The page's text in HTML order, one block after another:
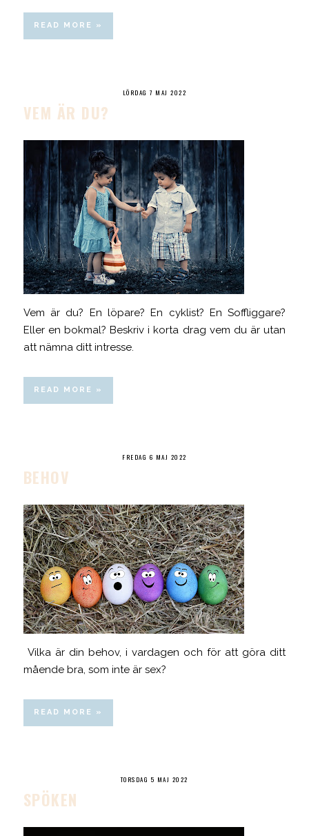
READ MORE »
LÖRDAG 7 MAJ 2022
VEM ÄR DU?
Vem är du? En löpare? En cyklist? En Soffliggare?
Eller en bokmal? Beskriv i korta drag vem du är utan
att nämna ditt intresse.
READ MORE »
FREDAG 6 MAJ 2022
BEHOV
Vilka är din behov, i vardagen och för att göra ditt
mående bra, som inte är sex?
READ MORE »
TORSDAG 5 MAJ 2022
SPÖKEN